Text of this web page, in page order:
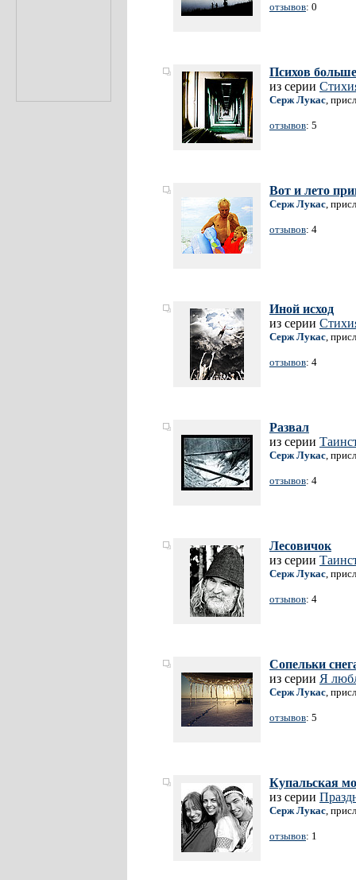
отзывов: 0
Психов
из серии
Серж Лукас,
отзывов: 5
Вот и лето
Серж Лукас,
отзывов: 4
Иной исход
из серии
Серж Лукас,
отзывов: 4
Развал
из серии
Серж Лукас,
отзывов: 4
Лесовичок
из серии
Серж Лукас,
отзывов: 4
Сопельки
из серии Я
Серж Лукас,
отзывов: 5
Купальская
из серии
Серж Лукас,
отзывов: 1